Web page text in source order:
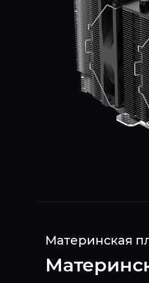
Материнская